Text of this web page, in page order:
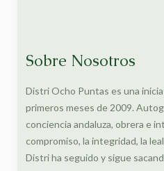
Sobre Nosotros
Distri Ocho Puntas es una
primeros meses de 2009.
conciencia andaluza, obrera e
compromiso, la integridad, la
Distri ha seguido y sigue